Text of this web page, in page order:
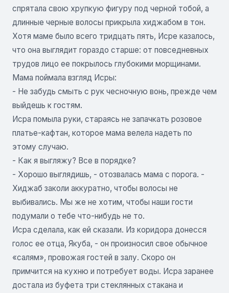
спрятала свою хрупкую фигуру под черной тобой, а
длинные черные волосы прикрыла хиджабом в тон.
Хотя маме было всего тридцать пять, Исре казалось,
что она выглядит гораздо старше: от повседневных
трудов лицо ее покрылось глубокими морщинами.
Мама поймала взгляд Исры:
- Не забудь смыть с рук чесночную вонь, прежде чем
выйдешь к гостям.
Исра помыла руки, стараясь не запачкать розовое
платье-кафтан, которое мама велела надеть по
этому случаю.
- Как я выгляжу? Все в порядке?
- Хорошо выглядишь, - отозвалась мама с порога. -
Хиджаб заколи аккуратно, чтобы волосы не
выбивались. Мы же не хотим, чтобы наши гости
подумали о тебе что-нибудь не то.
Исра сделала, как ей сказали. Из коридора донесся
голос ее отца, Якуба, - он произносил свое обычное
«салям», провожая гостей в залу. Скоро он
примчится на кухню и потребует воды. Исра заранее
достала из буфета три стеклянных стакана и